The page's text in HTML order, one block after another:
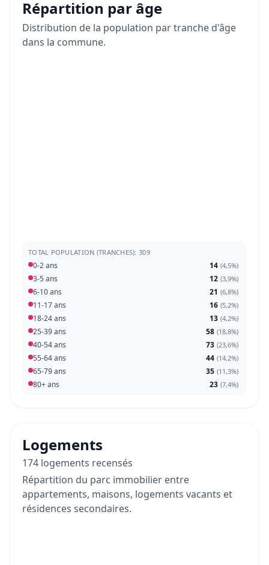
Répartition par âge
Distribution de la population par tranche d'âge
dans la commune.
TOTAL POPULATION (TRANCHES): 309
0-2 ans 14 (4,5%)
3-5 ans 12 (3,9%)
6-10 ans 21 (6,8%)
11-17 ans 16 (5,2%)
18-24 ans 13 (4,2%)
25-39 ans 58 (18,8%)
40-54 ans 73 (23,6%)
55-64 ans 44 (14,2%)
65-79 ans 35 (11,3%)
80+ ans 23 (7,4%)
Logements
174 logements recensés
Répartition du parc immobilier entre
appartements, maisons, logements vacants et
résidences secondaires.